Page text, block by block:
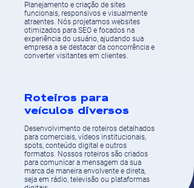
Planejamento e criação de sites
funcionais, responsivos e visualmente
atraentes. Nós projetamos websites
otimizados para SEO e focados na
experiência do usuário, ajudando sua
empresa a se destacar da concorrência e
converter visitantes em clientes.
Roteiros para
veículos diversos
Desenvolvimento de roteiros detalhados
para comerciais, vídeos institucionais,
spots, conteúdo digital e outros
formatos. Nossos roteiros são criados
para comunicar a mensagem da sua
marca de maneira envolvente e direta,
seja em rádio, televisão ou plataformas